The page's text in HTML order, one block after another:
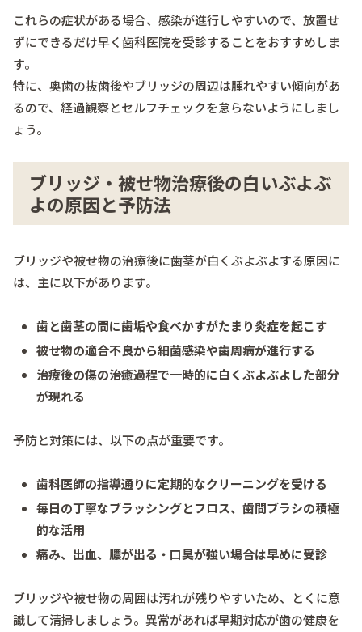
これらの症状がある場合、感染が進行しやすいので、放置せ
ずにできるだけ早く歯科医院を受診することをおすすめしま
す。
特に、奥歯の抜歯後やブリッジの周辺は腫れやすい傾向があ
るので、経過観察とセルフチェックを怠らないようにしまし
ょう。
ブリッジ・被せ物治療後の白いぶよぶ
よの原因と予防法
ブリッジや被せ物の治療後に歯茎が白くぶよぶよする原因に
は、主に以下があります。
歯と歯茎の間に歯垢や食べかすがたまり炎症を起こす
被せ物の適合不良から細菌感染や歯周病が進行する
治療後の傷の治癒過程で一時的に白くぶよぶよした部分
が現れる
予防と対策には、以下の点が重要です。
歯科医師の指導通りに定期的なクリーニングを受ける
毎日の丁寧なブラッシングとフロス、歯間ブラシの積極
的な活用
痛み、出血、膿が出る・口臭が強い場合は早めに受診
ブリッジや被せ物の周囲は汚れが残りやすいため、とくに意
識して清掃しましょう。異常があれば早期対応が歯の健康を